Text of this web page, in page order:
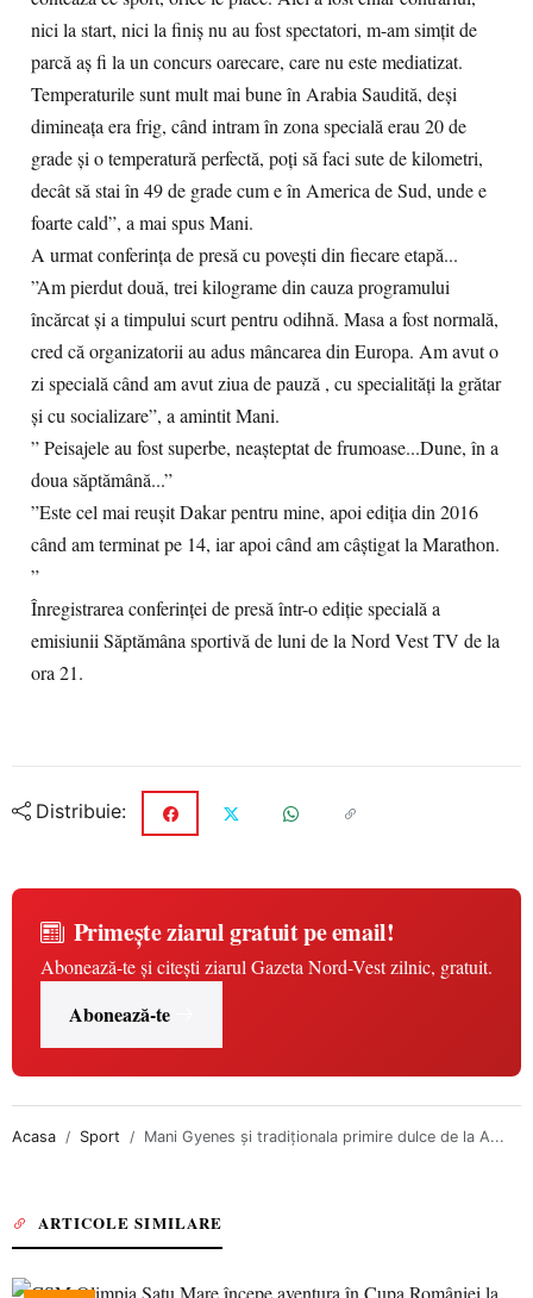
nici la start, nici la finiş nu au fost spectatori, m-am simţit de
parcă aş fi la un concurs oarecare, care nu este mediatizat.
Temperaturile sunt mult mai bune în Arabia Saudită, deşi
dimineaţa era frig, când intram în zona specială erau 20 de
grade şi o temperatură perfectă, poţi să faci sute de kilometri,
decât să stai în 49 de grade cum e în America de Sud, unde e
foarte cald”, a mai spus Mani.
A urmat conferința de presă cu povești din fiecare etapă...
”Am pierdut două, trei kilograme din cauza programului
încărcat și a timpului scurt pentru odihnă. Masa a fost normală,
cred că organizatorii au adus mâncarea din Europa. Am avut o
zi specială când am avut ziua de pauză , cu specialități la grătar
și cu socializare”, a amintit Mani.
” Peisajele au fost superbe, neașteptat de frumoase...Dune, în a
doua săptămână...”
”Este cel mai reușit Dakar pentru mine, apoi ediția din 2016
când am terminat pe 14, iar apoi când am câștigat la Marathon.
”
Înregistrarea conferinței de presă într-o ediție specială a
emisiunii Săptămâna sportivă de luni de la Nord Vest TV de la
ora 21.
Distribuie:
Primește ziarul gratuit pe email!
Abonează-te și citești ziarul Gazeta Nord-Vest zilnic, gratuit.
Abonează-te
Acasa Sport Mani Gyenes și tradiționala primire dulce de la A...
ARTICOLE SIMILARE